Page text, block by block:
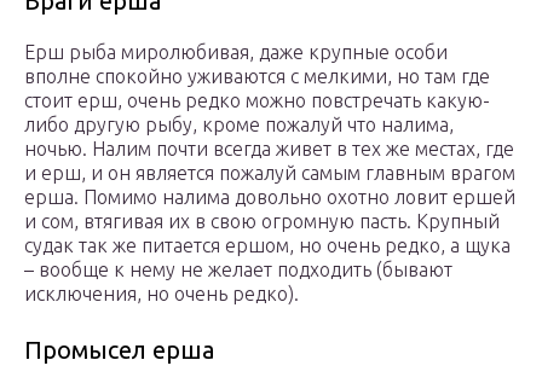
Ерш рыба миролюбивая, даже крупные особи
вполне спокойно уживаются с мелкими, но там где
стоит ерш, очень редко можно повстречать какую-
либо другую рыбу, кроме пожалуй что налима,
ночью. Налим почти всегда живет в тех же местах, где
и ерш, и он является пожалуй самым главным врагом
ерша. Помимо налима довольно охотно ловит ершей
и сом, втягивая их в свою огромную пасть. Крупный
судак так же питается ершом, но очень редко, а щука
– вообще к нему не желает подходить (бывают
исключения, но очень редко).
Промысел ерша